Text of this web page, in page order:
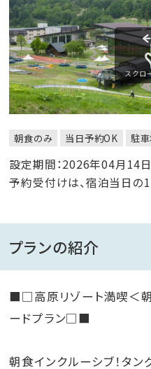
スクロ
朝食のみ 当日予約OK 駐
設定期間：2026年04月14
予約受付けは、宿泊当日の
プランの紹介
■□高原リゾート満喫＜
ードプラン□■
朝食インクルーシブ！タン